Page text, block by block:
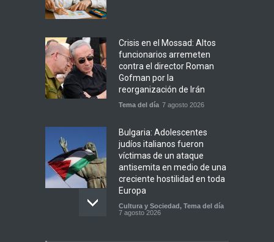
Crisis en el Mossad: Altos
funcionarios arremeten
contra el director Roman
Gofman por la
reorganización de Irán
Tema del día 7 agosto 2026
Bulgaria: Adolescentes
judíos italianos fueron
víctimas de un ataque
antisemita en medio de una
creciente hostilidad en toda
Europa
Cultura y Sociedad, Tema del día
7 agosto 2026